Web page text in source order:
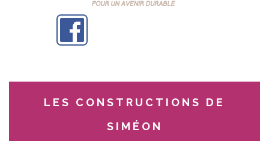
LES CONSTRUCTIONS DE
SIMÉON